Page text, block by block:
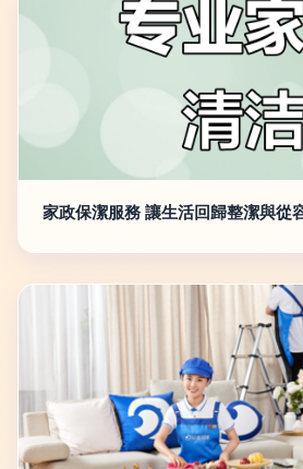
家政保潔服務 讓生活回歸整潔與從